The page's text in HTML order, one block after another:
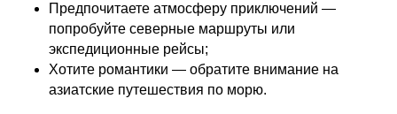
Предпочитаете атмосферу приключений —
попробуйте северные маршруты или
экспедиционные рейсы;
Хотите романтики — обратите внимание на
азиатские путешествия по морю.